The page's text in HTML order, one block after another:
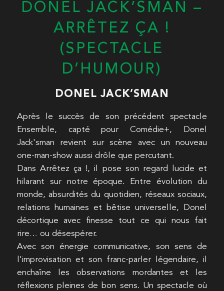
DONEL JACK’SMAN –
ARRÊTEZ ÇA !
(SPECTACLE
D’HUMOUR)
DONEL JACK’SMAN
Après le succès de son précédent spectacle
Ensemble, capté pour Comédie+, Donel
Jack'sman revient sur scène avec un nouveau
one-man-show aussi drôle que percutant.
Dans Arrêtez ça !, il pose son regard lucide et
hilarant sur notre époque. Entre évolution du
monde, absurdités du quotidien, réseaux sociaux,
relations humaines et bêtise universelle, Donel
décortique avec finesse tout ce qui nous fait
rire… ou désespérer.
Avec son énergie communicative, son sens de
l'improvisation et son franc-parler légendaire, il
enchaîne les observations mordantes et les
réflexions pleines de bon sens. Un spectacle où